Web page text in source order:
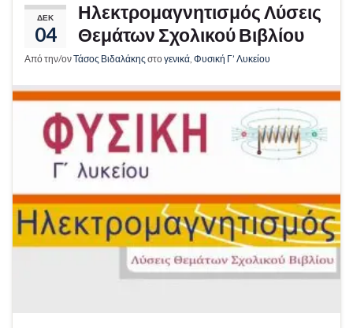
ΔΕΚ
04
Ηλεκτρομαγνητισμός Λύσεις
Θεμάτων Σχολικού Βιβλίου
Από την/ονΤάσος Βιδαλάκης στογενικά, Φυσική Γ’ Λυκείου